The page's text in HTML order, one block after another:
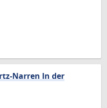
Narren In der